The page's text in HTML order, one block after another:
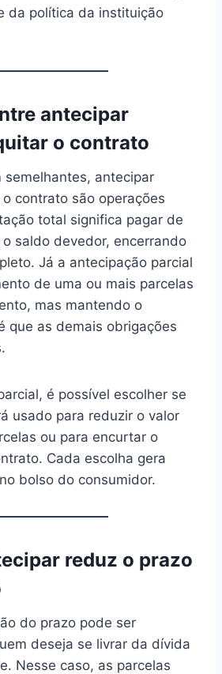
da política da instituição
antecipar
o contrato
semelhantes, antecipar
contrato são operações
total significa pagar de
saldo devedor, encerrando
Já a antecipação parcial
de uma ou mais parcelas
mas mantendo o
que as demais obrigações
é possível escolher se
usado para reduzir o valor
ou para encurtar o
Cada escolha gera
bolso do consumidor.
reduz o prazo
do prazo pode ser
deseja se livrar da dívida
Nesse caso, as parcelas